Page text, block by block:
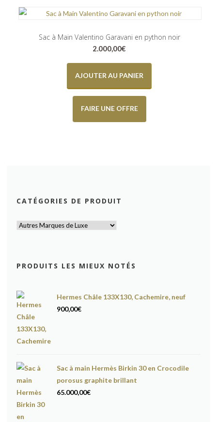
Sac à Main Valentino Garavani en python noir
2.000,00€
AJOUTER AU PANIER
FAIRE UNE OFFRE
CATÉGORIES DE PRODUIT
PRODUITS LES MIEUX NOTÉS
Hermes Châle 133X130, Cachemire, neuf
900,00€
Sac à main Hermès Birkin 30 en Crocodile
porosus graphite brillant
65.000,00€